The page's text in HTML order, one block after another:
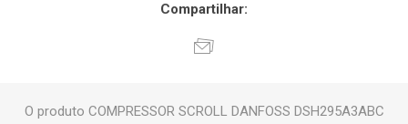
Compartilhar:
O produto COMPRESSOR SCROLL DANFOSS DSH295A3ABC